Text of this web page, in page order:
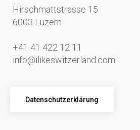
Hirschmattstrasse 15
6003 Luzern
+41 41 422 12 11
info@ilikeswitzerland.com
Datenschutzerklärung